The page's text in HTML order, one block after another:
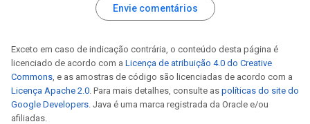
Envie comentários
Exceto em caso de indicação contrária, o conteúdo desta página é
licenciado de acordo com a Licença de atribuição 4.0 do Creative
Commons, e as amostras de código são licenciadas de acordo com a
Licença Apache 2.0. Para mais detalhes, consulte as políticas do site do
Google Developers. Java é uma marca registrada da Oracle e/ou
afiliadas.